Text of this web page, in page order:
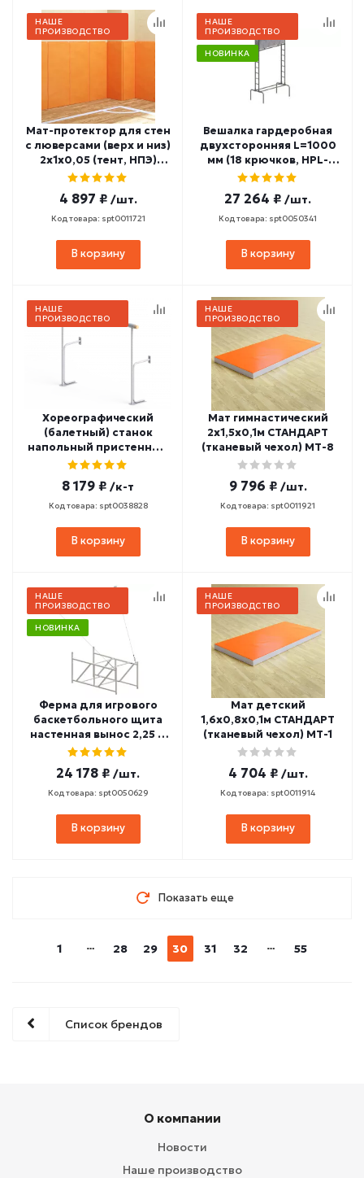
НАШЕ
ПРОИЗВОДСТВО
Мат-протектор для стен
с люверсами (верх и низ)
2х1х0,05 (тент, НПЭ)
МП-7
4 897 ₽ /шт.
Код товара: spt0011721
В корзину
НАШЕ
ПРОИЗВОДСТВО
НОВИНКА
Вешалка гардеробная
двухсторонняя L=1000
мм (18 крючков, HPL-
пластик) СТД-4
27 264 ₽ /шт.
Код товара: spt0050341
В корзину
НАШЕ
ПРОИЗВОДСТВО
Хореографический
(балетный) станок
напольный пристенный
однорядный 2000 мм
8 179 ₽ /к-т
Код товара: spt0038828
В корзину
НАШЕ
ПРОИЗВОДСТВО
Мат гимнастический
2х1,5х0,1м СТАНДАРТ
(тканевый чехол) МТ-8
9 796 ₽ /шт.
Код товара: spt0011921
В корзину
НАШЕ
ПРОИЗВОДСТВО
НОВИНКА
Ферма для игрового
баскетбольного щита
настенная вынос 2,25 м
СТ-474
24 178 ₽ /шт.
Код товара: spt0050629
В корзину
НАШЕ
ПРОИЗВОДСТВО
Мат детский
1,6х0,8х0,1м СТАНДАРТ
(тканевый чехол) МТ-1
4 704 ₽ /шт.
Код товара: spt0011914
В корзину
Показать еще
1 28 29 30 31 32 55
Список брендов
О компании
Новости
Наше производство